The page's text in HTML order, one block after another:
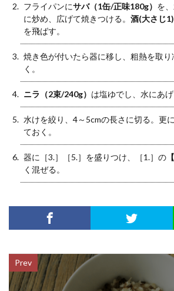
フライパンにサバ（1缶/正味180g） を
に炒め、広げて焼きつける。 酒(大さじ1)
を飛ばす。
焼き色が付いたら器に移し、粗熱を取
く。
ニラ（2束/240g） は塩ゆでし、水にあげ
水けを絞り、4～5cmの長さに切る。更
ておく。
器に［3.］［5.］を盛りつけ、［1.］の
く混ぜる。
Prev